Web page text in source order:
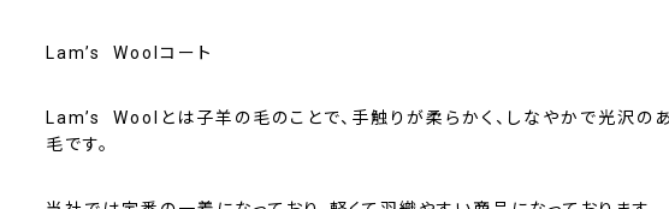
Lam’s Woolコート
Lam’s Woolとは子羊の毛のことで、手触りが柔らかく、しなやかで光沢の
毛です。